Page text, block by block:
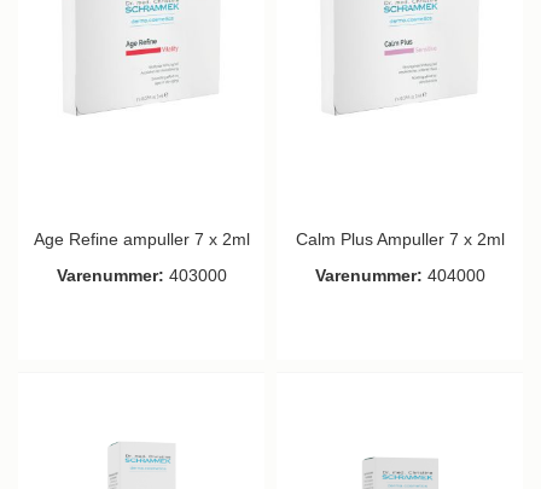
Age Refine ampuller 7 x 2ml
Varenummer: 403000
Calm Plus Ampuller 7 x 2ml
Varenummer: 404000